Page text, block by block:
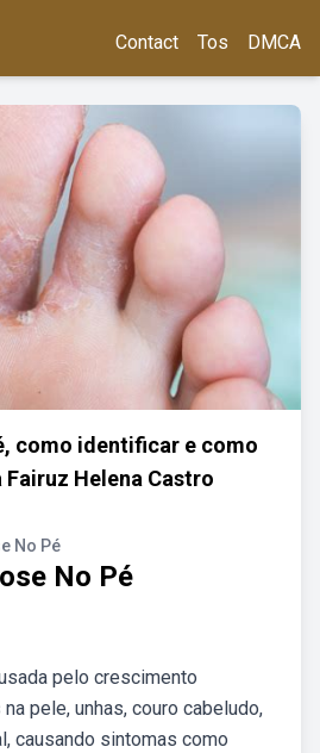
Contact Tos DMCA
como identificar e como
Helena Castro
No Pé
No Pé
pelo crescimento
pele, unhas, couro cabeludo,
causando sintomas como